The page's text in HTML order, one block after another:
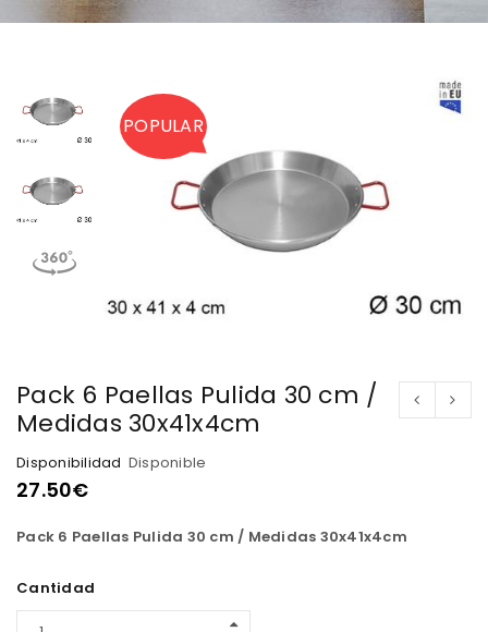
POPULAR
Pack 6 Paellas Pulida 30 cm /
Medidas 30x41x4cm
Disponibilidad Disponible
27.50€
Pack 6 Paellas Pulida 30 cm / Medidas 30x41x4cm
Cantidad